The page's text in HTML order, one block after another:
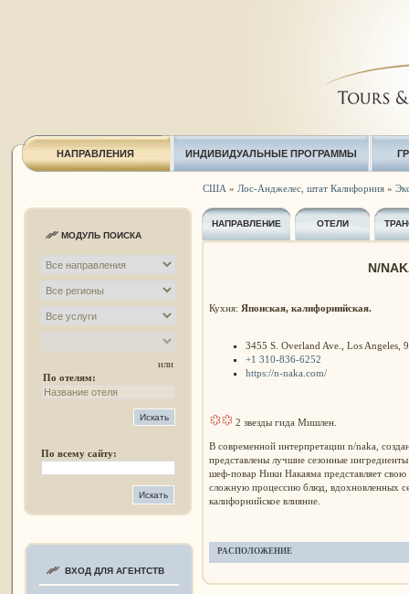
НАПРАВЛЕНИЯ ИНДИВИДУАЛЬНЫЕ ПРОГРАММЫ
МОДУЛЬ ПОИСКА
или
По отелям:
По всему сайту:
ВХОД ДЛЯ АГЕНТСТВ
США » Лос-Анджелес, штат Калифорния»
НАПРАВЛЕНИЕ ОТЕЛИ
N/
Кухня: Японская, калифорнийская.
3455 S. Overland Ave., Los Angeles,
+1 310-836-6252
https://n-naka.com/
2 звезды гида Мишлен.
В современной интерпретации n/naka,
представлены лучшие сезонные
шеф-повар Ники Накаяма представляет
сложную процессию блюд, вдохновленных
калифорнийское влияние.
РАСПОЛОЖЕНИЕ